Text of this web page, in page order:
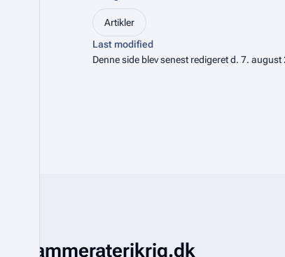
Artikler
Last modified
Denne side blev senest redigeret d. 7.
Kammeraterikrig.dk